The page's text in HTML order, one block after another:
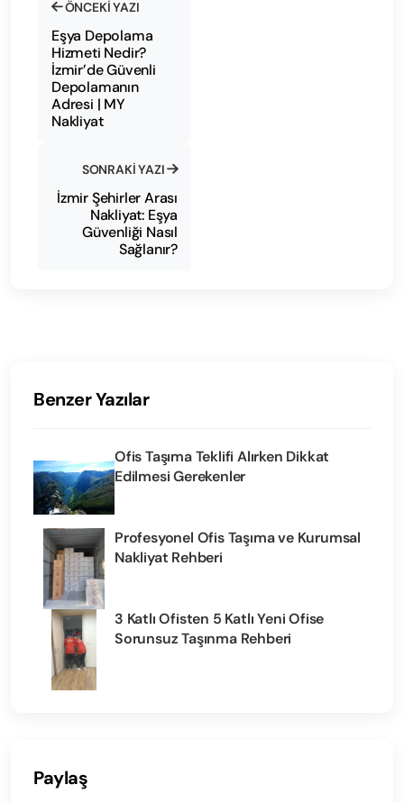
ÖNCEKI YAZI
Eşya Depolama
Hizmeti Nedir?
İzmir’de Güvenli
Depolamanın
Adresi | MY
Nakliyat
SONRAKI YAZI
İzmir Şehirler Arası
Nakliyat: Eşya
Güvenliği Nasıl
Sağlanır?
Benzer Yazılar
Ofis Taşıma Teklifi Alırken Dikkat
Edilmesi Gerekenler
Profesyonel Ofis Taşıma ve Kurumsal
Nakliyat Rehberi
3 Katlı Ofisten 5 Katlı Yeni Ofise
Sorunsuz Taşınma Rehberi
Paylaş